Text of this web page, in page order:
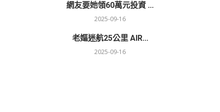
網友要她領60萬元投資 ...
2025-09-16
老嫗迷航25公里 AIR...
2025-09-16